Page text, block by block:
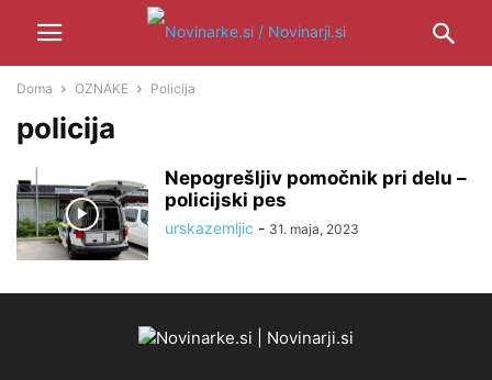
Doma OZNAKE Policija
policija
Nepogrešljiv pomočnik pri delu –
policijski pes
urskazemljic - 31. maja, 2023